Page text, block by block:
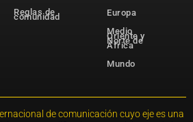
Reglas de
comunidad
Europa
Medio
Oriente y
Norte de
África
Mundo
de comunicación cuyo eje es una